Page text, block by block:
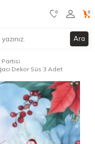
Ara
0 0
Partisi
Dekor Süs 3 Adet